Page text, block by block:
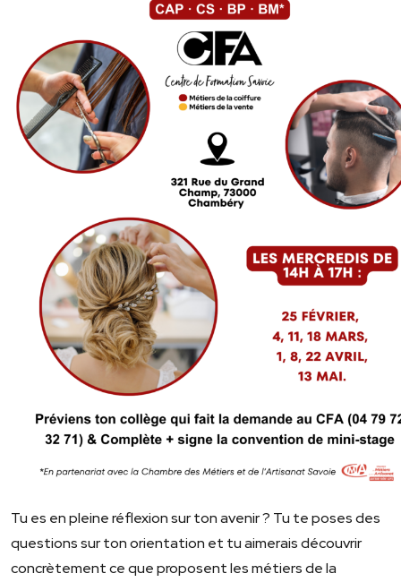
Tu es en pleine réflexion sur ton avenir ? Tu te poses des
questions sur ton orientation et tu aimerais découvrir
concrètement ce que proposent les métiers de la